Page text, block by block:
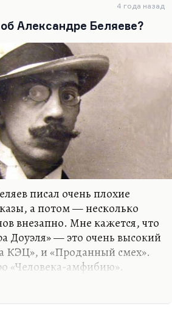
успешно Маркес и вообще
проза. Астуриас, конечно,
наверное, из
Мне наверняка кто-то
но у Зульфикарова так
такая речь неестественная
Немудрёно…
4 года назад
Александре Беляеве?
писал очень плохие
а потом — несколько
внезапно. Мне кажется, что
Доуэля» — это очень высокий
КЭЦ», и «Проданный смех».
«Человека-амфибию».
Понимаете, вот